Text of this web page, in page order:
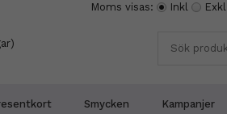
Moms visas: Inkl Exkl
Smycken Kampanjer